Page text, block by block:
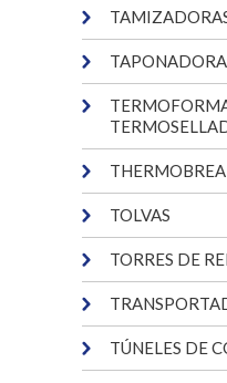
TOLVAS
TORRES DE
TÚNELES DE